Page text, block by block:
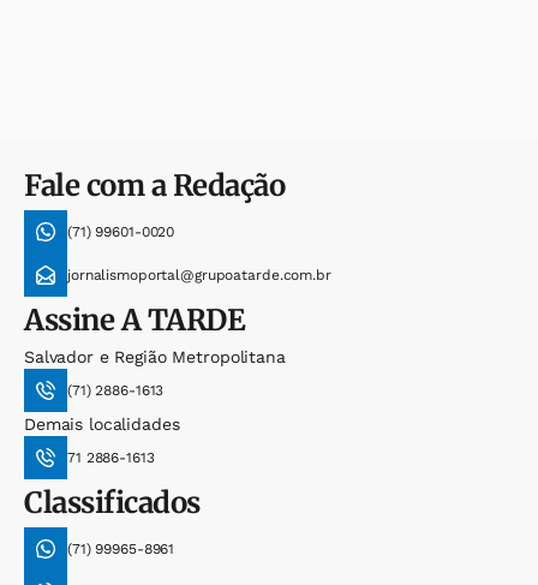
Fale com a Redação
(71) 99601-0020
jornalismoportal@grupoatarde.com.br
AssineA TARDE
Salvador e Região Metropolitana
(71) 2886-1613
Demais localidades
71 2886-1613
Classificados
(71) 99965-8961